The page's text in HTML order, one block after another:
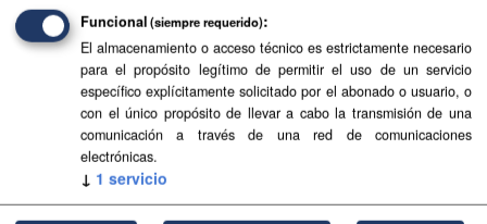
Planeamiento urbanístico de Santa Úrsula
Planeamiento urbanístico sistematizado del municipio de
Santa Úrsula . Esta información es producida y mantenida
por el Gobierno de Canarias y ha contado con la
financiación del...
SIPU PDF
Funcional (siempre requerido)
El almacenamiento o acceso técnico es estrictamente necesario
para el propósito legítimo de permitir el uso de un servicio
específico explícitamente solicitado por el abonado o usuario, o
con el único propósito de llevar a cabo la transmisión de una
comunicación a través de una red de comunicaciones
electrónicas.
↓ 1 servicio